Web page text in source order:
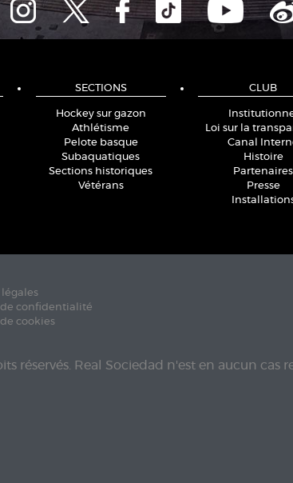
SECTIONS
Hockey sur gazon
Athlétisme
Pelote basque
Subaquatiques
Sections historiques
Vétérans
CLUB
Loi sur la
Canal
Histoire
Partenaires
Presse
confidentialité
cookies
réservés. Real Sociedad n'est en aucun